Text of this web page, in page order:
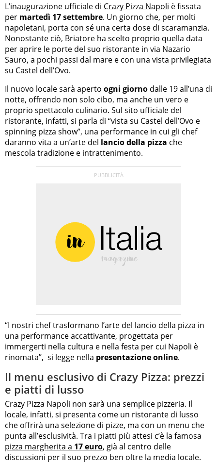
L’inaugurazione ufficiale di Crazy Pizza Napoli è fissata
per martedì 17 settembre. Un giorno che, per molti
napoletani, porta con sé una certa dose di scaramanzia.
Nonostante ciò, Briatore ha scelto proprio quella data
per aprire le porte del suo ristorante in via Nazario
Sauro, a pochi passi dal mare e con una vista privilegiata
su Castel dell’Ovo.
Il nuovo locale sarà aperto ogni giorno dalle 19 all’una di
notte, offrendo non solo cibo, ma anche un vero e
proprio spettacolo culinario. Sul sito ufficiale del
ristorante, infatti, si parla di “vista su Castel dell’Ovo e
spinning pizza show”, una performance in cui gli chef
daranno vita a un’arte del lancio della pizza che
mescola tradizione e intrattenimento.
“I nostri chef trasformano l’arte del lancio della pizza in
una performance accattivante, progettata per
immergerti nella cultura e nella festa per cui Napoli è
rinomata”, si legge nella presentazione online.
Il menu esclusivo di Crazy Pizza: prezzi
e piatti di lusso
Crazy Pizza Napoli non sarà una semplice pizzeria. Il
locale, infatti, si presenta come un ristorante di lusso
che offrirà una selezione di pizze, ma con un menu che
punta all’esclusività. Tra i piatti più attesi c’è la famosa
pizza margherita a 17 euro, già al centro delle
discussioni per il suo prezzo ben oltre la media locale.